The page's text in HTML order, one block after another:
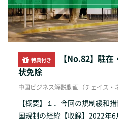
特典付き
【No.82】駐
状免除
中国ビジネス解説動画（チェイス・
【概要】１．今回の規制緩和
国規制の経緯【収録】2022年6